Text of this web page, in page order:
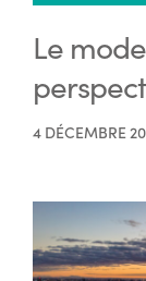
Le
4 DÉCEMBRE